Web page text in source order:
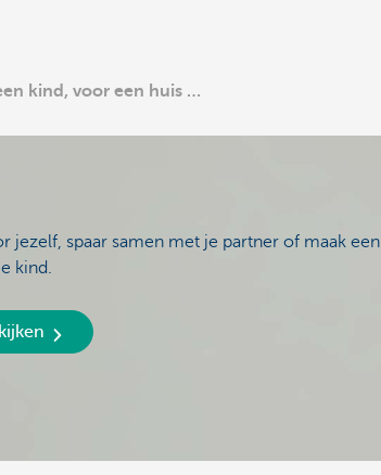
kind, voor een huis …
jezelf, spaar samen met je partner of maak een
kind.